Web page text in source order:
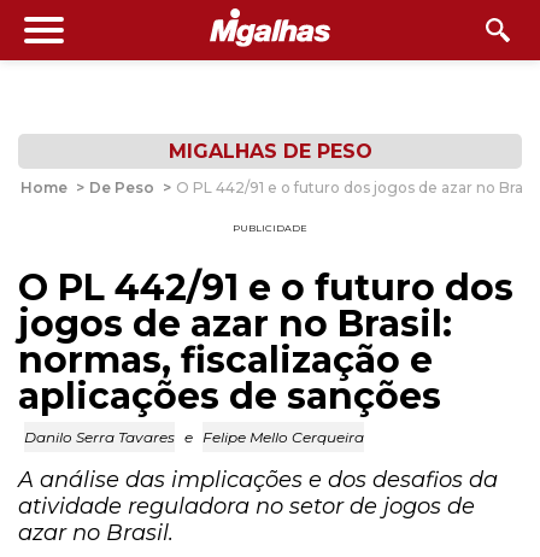
MIGALHAS DE PESO
Home > De Peso > O PL 442/91 e o futuro dos jogos de azar no
PUBLICIDADE
O PL 442/91 e o futuro dos
jogos de azar no Brasil:
normas, fiscalização e
aplicações de sanções
Danilo Serra Tavares e Felipe Mello Cerqueira
A análise das implicações e dos desafios da
atividade reguladora no setor de jogos de
azar no Brasil.